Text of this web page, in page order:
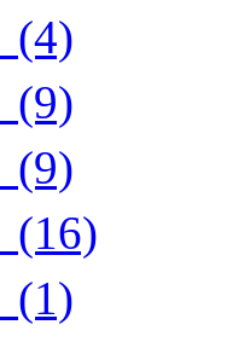
(4)
(9)
(9)
(16)
(1)